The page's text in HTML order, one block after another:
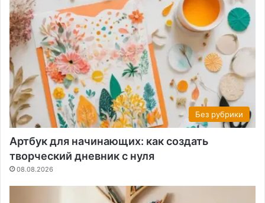
Без рубрики
Артбук для начинающих: как создать
творческий дневник с нуля
08.08.2026